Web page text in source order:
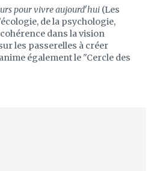
pour vivre aujourd'hui (Les
de la psychologie,
dans la vision
les passerelles à créer
également le "Cercle des